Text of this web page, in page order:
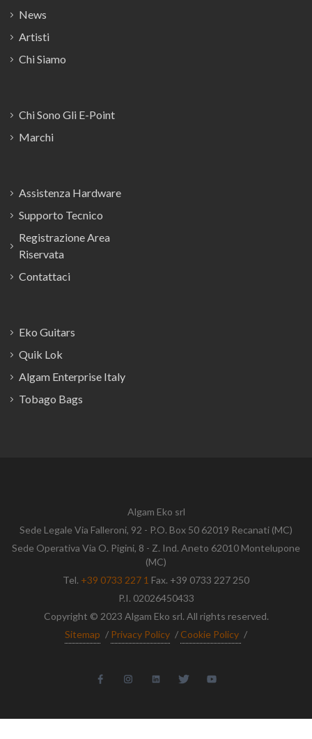
News
Artisti
Chi Siamo
Chi Sono Gli E-Point
Marchi
Assistenza Hardware
Supporto Tecnico
Registrazione Area
Riservata
Contattaci
Eko Guitars
Quik Lok
Algam Enterprise Italy
Tobago Bags
Algam Eko srl
Sede Legale Via Falleroni, 92 - P.O. Box 50 62019 Recanati (MC)
Sede Operativa Via O. Pigini, 8 - Z. Ind. Aneto 62010 Montelupone
(MC)
Tel. +39 0733 227 1 Fax. +39 0733 227 250
P.I. 02026450433
Copyright © 2023 Algam Eko srl. All rights reserved.
Sitemap / Privacy Policy / Cookie Policy /